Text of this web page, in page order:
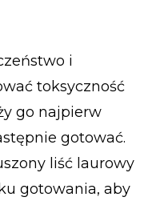
i
toksyczność
go najpierw
gotować.
liść laurowy
gotowania, aby